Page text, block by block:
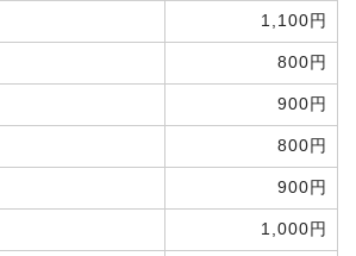
1,100円
800円
900円
800円
900円
1,000円